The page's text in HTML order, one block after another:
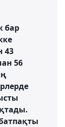
бар
43
56